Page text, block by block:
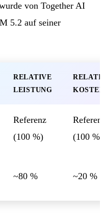
von Together AI
5.2 auf seiner
RELATIVE
LEISTUNG
Referenz
(100 %)
(100 %)
~80 % ~20 %